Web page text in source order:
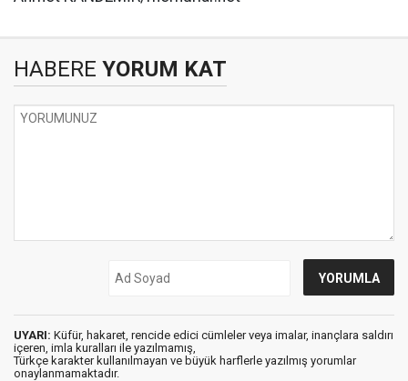
HABERE YORUM KAT
UYARI: Küfür, hakaret, rencide edici cümleler veya imalar, inançlara saldırı
içeren, imla kuralları ile yazılmamış,
Türkçe karakter kullanılmayan ve büyük harflerle yazılmış yorumlar
onaylanmamaktadır.